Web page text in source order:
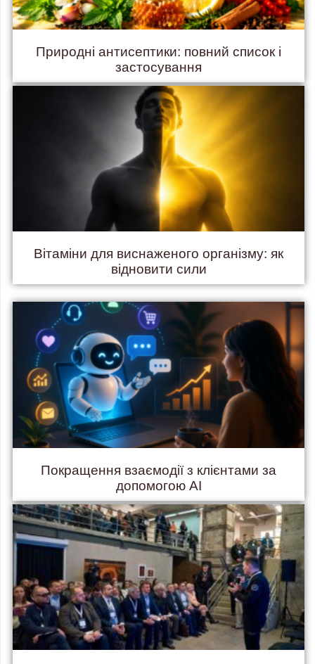
Природні антисептики: повний список і
застосування
Вітаміни для виснаженого організму: як
відновити сили
Покращення взаємодії з клієнтами за
допомогою AI